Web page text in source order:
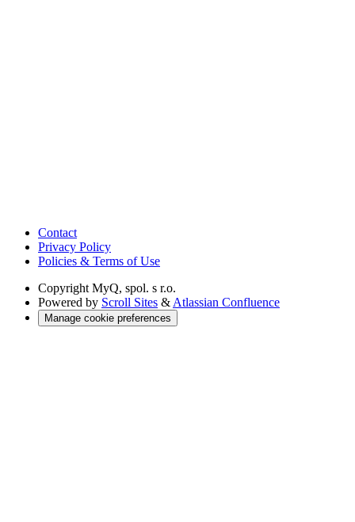
Contact
Privacy Policy
Policies & Terms of Use
Copyright MyQ, spol. s r.o.
Powered by Scroll Sites & Atlassian Confluence
Manage cookie preferences